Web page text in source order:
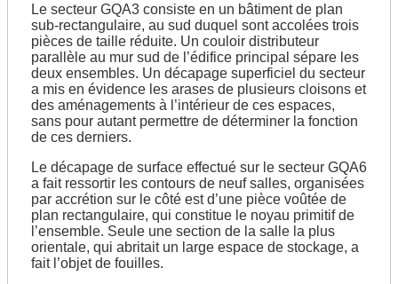
Le secteur GQA3 consiste en un bâtiment de plan
sub-rectangulaire, au sud duquel sont accolées trois
pièces de taille réduite. Un couloir distributeur
parallèle au mur sud de l’édifice principal sépare les
deux ensembles. Un décapage superficiel du secteur
a mis en évidence les arases de plusieurs cloisons et
des aménagements à l’intérieur de ces espaces,
sans pour autant permettre de déterminer la fonction
de ces derniers.
Le décapage de surface effectué sur le secteur GQA6
a fait ressortir les contours de neuf salles, organisées
par accrétion sur le côté est d’une pièce voûtée de
plan rectangulaire, qui constitue le noyau primitif de
l’ensemble. Seule une section de la salle la plus
orientale, qui abritait un large espace de stockage, a
fait l’objet de fouilles.